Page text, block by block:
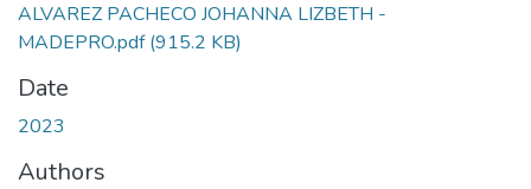
ALVAREZ PACHECO JOHANNA LIZBETH -
MADEPRO.pdf(915.2 KB)
Date
2023
Authors